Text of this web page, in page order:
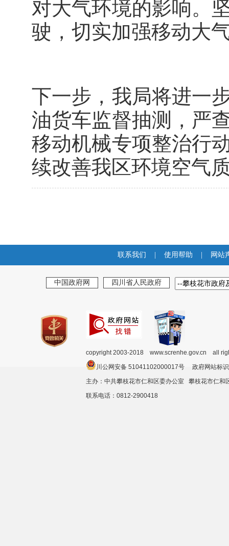
对大气环境的影响。
驶，切实加强移动大
下一步，我局将进一
油货车监督抽测，严
移动机械专项整治行
续改善我区环境空气
联系我们 使用帮助 网站
中国政府网 四川省人民政府
copyright 2003-2018 www.screnhe.gov.cn all
川公网安备 51041102000017号 政府网站
主办：中共攀枝花市仁和区委办公室 攀枝花市仁
联系电话：0812-2900418